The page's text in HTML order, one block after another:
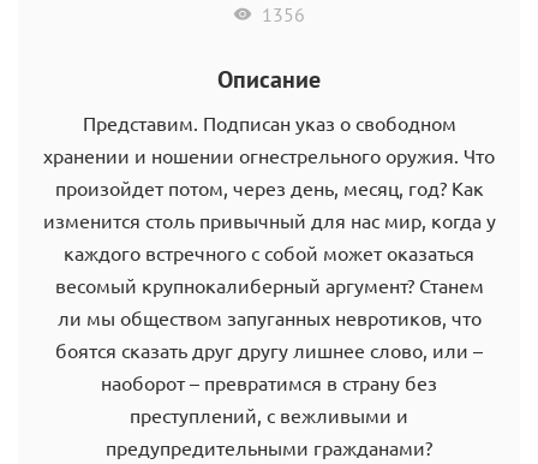
1356
Описание
Представим. Подписан указ о свободном
хранении и ношении огнестрельного оружия. Что
произойдет потом, через день, месяц, год? Как
изменится столь привычный для нас мир, когда у
каждого встречного с собой может оказаться
весомый крупнокалиберный аргумент? Станем
ли мы обществом запуганных невротиков, что
боятся сказать друг другу лишнее слово, или –
наоборот – превратимся в страну без
преступлений, с вежливыми и
предупредительными гражданами?